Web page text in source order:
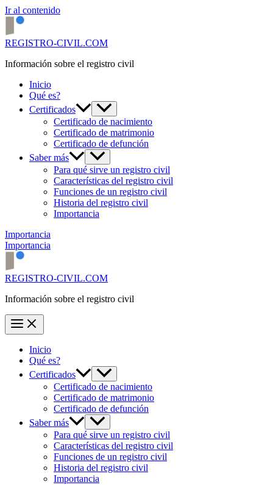
Ir al contenido
REGISTRO-CIVIL.COM
Información sobre el registro civil
Inicio
Qué es?
Certificados
Certificado de nacimiento
Certificado de matrimonio
Certificado de defunción
Saber más
Para qué sirve un registro civil
Características del registro civil
Funciones de un registro civil
Historia del registro civil
Importancia
Importancia
Importancia
REGISTRO-CIVIL.COM
Información sobre el registro civil
Inicio
Qué es?
Certificados
Certificado de nacimiento
Certificado de matrimonio
Certificado de defunción
Saber más
Para qué sirve un registro civil
Características del registro civil
Funciones de un registro civil
Historia del registro civil
Importancia